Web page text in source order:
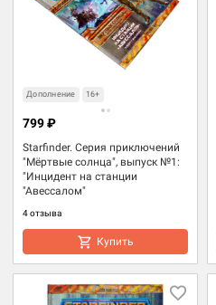
Дополнение 16+
Starfinder. Серия приключений
"Мёртвые солнца", выпуск №1:
"Инцидент на станции
"Авессалом"
4 отзыва
799 ₽
Купить